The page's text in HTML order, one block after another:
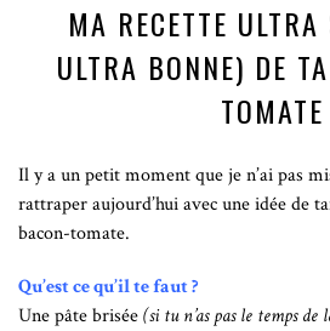
MA RECETTE
ULTRA BONNE) DE
TOMATE
Il y a un petit moment que je n’ai pas
rattraper aujourd’hui avec une idée de
bacon-tomate.
Qu’est ce qu’il te faut ?
Une pâte brisée(si tu n’as pas le temps